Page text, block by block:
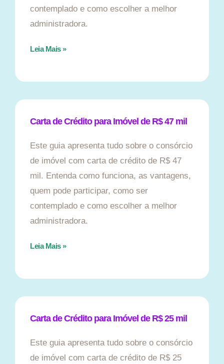
contemplado e como escolher a melhor
administradora.
Leia Mais »
Carta de Crédito para Imóvel de R$ 47 mil
Este guia apresenta tudo sobre o consórcio
de imóvel com carta de crédito de R$ 47
mil. Entenda como funciona, as vantagens,
quem pode participar, como ser
contemplado e como escolher a melhor
administradora.
Leia Mais »
Carta de Crédito para Imóvel de R$ 25 mil
Este guia apresenta tudo sobre o consórcio
de imóvel com carta de crédito de R$ 25